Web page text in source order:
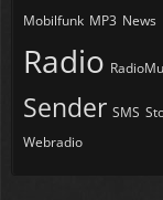
Mobilfunk MP3 News
Radio
Sender SMS
Webradio